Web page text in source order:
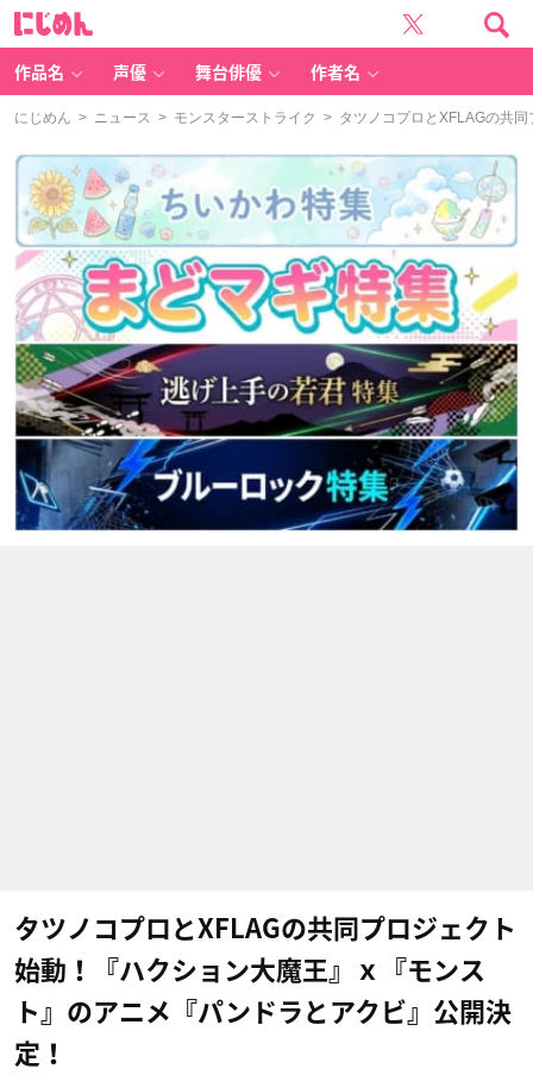
作品名 声優 舞台俳優 作者名
にじめん > ニュース > モンスターストライク > タツノコプロとXFLAGの共
タツノコプロとXFLAGの共同プロジェクト
始動！『ハクション大魔王』ｘ『モンス
ト』のアニメ『パンドラとアクビ』公開決
定！